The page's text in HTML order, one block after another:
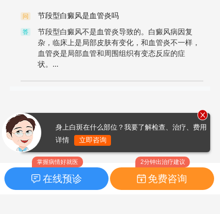
问 节段型白癜风是血管炎吗
答
节段型白癜风不是血管炎导致的。白癜风病因复
杂，临床上是局部皮肤有变化，和血管炎不一样，
血管炎是局部血管和周围组织有变态反应的症
状。...
掌握病情好就医
在线预诊
2分钟出治疗建议
免费咨询
身上白斑在什么部位？我要了解检查、治疗、费用
详情
立即咨询